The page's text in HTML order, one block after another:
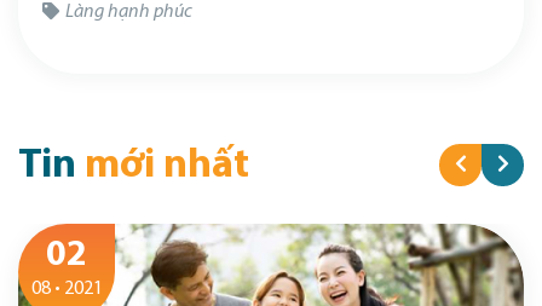
Làng hạnh phúc
Tin mới nhất
02
08 • 2021